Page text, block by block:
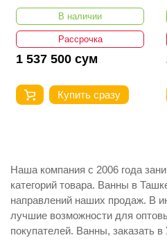
В наличии
Рассрочка
1 537 500 сум
Купить сразу
Наша компания с 2006 года
категорий товара. Ванны в
направлений наших продаж. В
лучшие возможности для
покупателей. Ванны, заказать